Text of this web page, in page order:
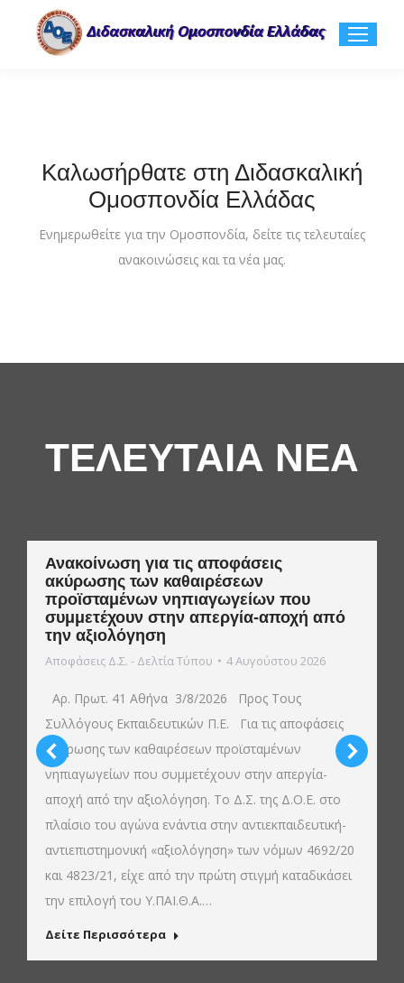
Καλωσήρθατε στη Διδασκαλική
Ομοσπονδία Ελλάδας
Ενημερωθείτε για την Ομοσπονδία, δείτε τις τελευταίες
ανακοινώσεις και τα νέα μας.
ΤΕΛΕΥΤΑΙΑ ΝΕΑ
Ανακοίνωση για τις αποφάσεις
ακύρωσης των καθαιρέσεων
προϊσταμένων νηπιαγωγείων που
συμμετέχουν στην απεργία-αποχή από
την αξιολόγηση
Αποφάσεις Δ.Σ. - Δελτία Τύπου 4 Αυγούστου 2026
Αρ. Πρωτ. 41 Αθήνα 3/8/2026 Προς Τους
Συλλόγους Εκπαιδευτικών Π.Ε. Για τις αποφάσεις
ακύρωσης των καθαιρέσεων προϊσταμένων
νηπιαγωγείων που συμμετέχουν στην απεργία-
αποχή από την αξιολόγηση. Το Δ.Σ. της Δ.Ο.Ε. στο
πλαίσιο του αγώνα ενάντια στην αντιεκπαιδευτική-
αντιεπιστημονική «αξιολόγηση» των νόμων 4692/20
και 4823/21, είχε από την πρώτη στιγμή καταδικάσει
την επιλογή του Υ.ΠΑΙ.Θ.Α.…
Δείτε Περισσότερα